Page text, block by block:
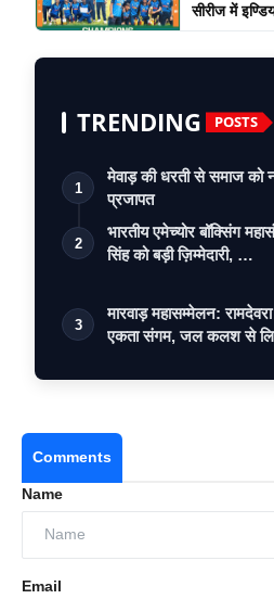
सीरीज में
TRENDING POSTS
1
मेवाड़ की धरती से समाज को
प्रजापत
2
भारतीय एमेच्योर बॉक्सिंग
सिंह को बड़ी ज़िम्मेदारी, …
3
मारवाड़ महासम्मेलन:
एकता संगम, जल कलश से
Comments
Name
Email